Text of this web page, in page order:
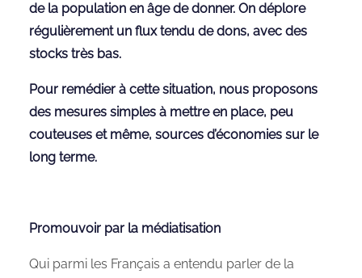
de la population en âge de donner. On déplore
régulièrement un flux tendu de dons, avec des
stocks très bas.
Pour remédier à cette situation, nous proposons
des mesures simples à mettre en place, peu
couteuses et même, sources d’économies sur le
long terme.
Promouvoir par la médiatisation
Qui parmi les Français a entendu parler de la